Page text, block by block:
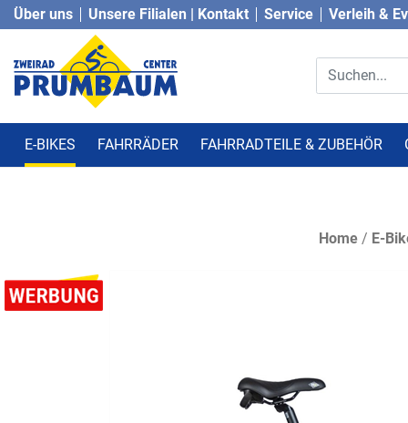
Über uns Unsere Filialen | Kontakt Service Verleih &
E-BIKES FAHRRÄDER FAHRRADTEILE & ZUBEHÖR
Home / E-